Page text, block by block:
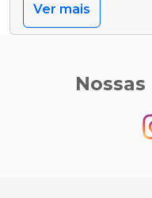
Ver mais